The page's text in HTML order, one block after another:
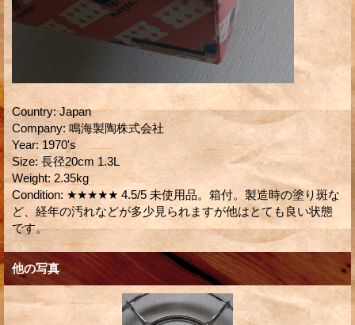
Country: Japan
Company: 鳴海製陶株式会社
Year: 1970's
Size: 長径20cm 1.3L
Weight: 2.35kg
Condition: ★★★★★ 4.5/5 未使用品。箱付。製造時の塗り斑な
ど、経年の汚れなどが多少見られますが他はとても良い状態
です。
他の写真